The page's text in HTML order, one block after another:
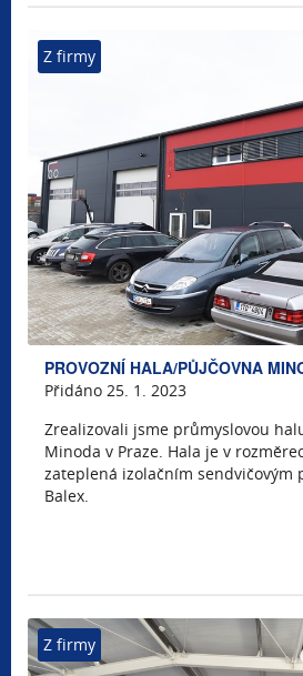
Z firmy
PROVOZNÍ HALA/PŮJČOVNA
Přidáno 25. 1. 2023
Zrealizovali jsme průmyslovou
Minoda v Praze. Hala je v
zateplená izolačním sendvičovým
Balex.
Z firmy